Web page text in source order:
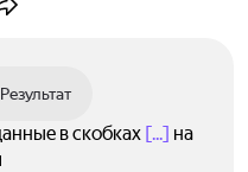
Результат
в скобках [...] на